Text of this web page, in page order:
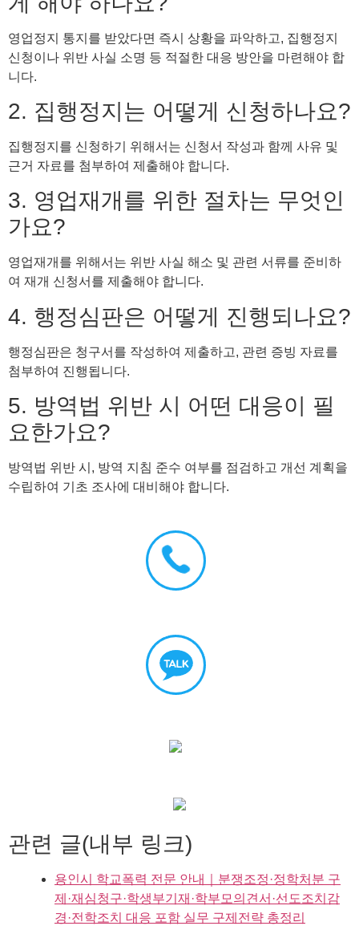
영업정지 통지를 받았다면 즉시 상황을 파악하고, 집행정지
신청이나 위반 사실 소명 등 적절한 대응 방안을 마련해야 합
니다.
2. 집행정지는 어떻게 신청하나요?
집행정지를 신청하기 위해서는 신청서 작성과 함께 사유 및
근거 자료를 첨부하여 제출해야 합니다.
3. 영업재개를 위한 절차는 무엇인
가요?
영업재개를 위해서는 위반 사실 해소 및 관련 서류를 준비하
여 재개 신청서를 제출해야 합니다.
4. 행정심판은 어떻게 진행되나요?
행정심판은 청구서를 작성하여 제출하고, 관련 증빙 자료를
첨부하여 진행됩니다.
5. 방역법 위반 시 어떤 대응이 필
요한가요?
방역법 위반 시, 방역 지침 준수 여부를 점검하고 개선 계획을
수립하여 기초 조사에 대비해야 합니다.
관련 글(내부 링크)
용인시 학교폭력 전문 안내｜분쟁조정·정학처분 구
제·재심청구·학생부기재·학부모의견서·선도조치감
경·전학조치 대응 포함 실무 구제전략 총정리